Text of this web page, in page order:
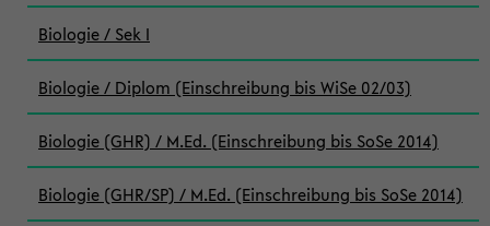
Biologie / Sek I
Biologie / Diplom (Einschreibung bis WiSe 02/03)
Biologie (GHR) / M.Ed. (Einschreibung bis SoSe 2014)
Biologie (GHR/SP) / M.Ed. (Einschreibung bis SoSe 2014)